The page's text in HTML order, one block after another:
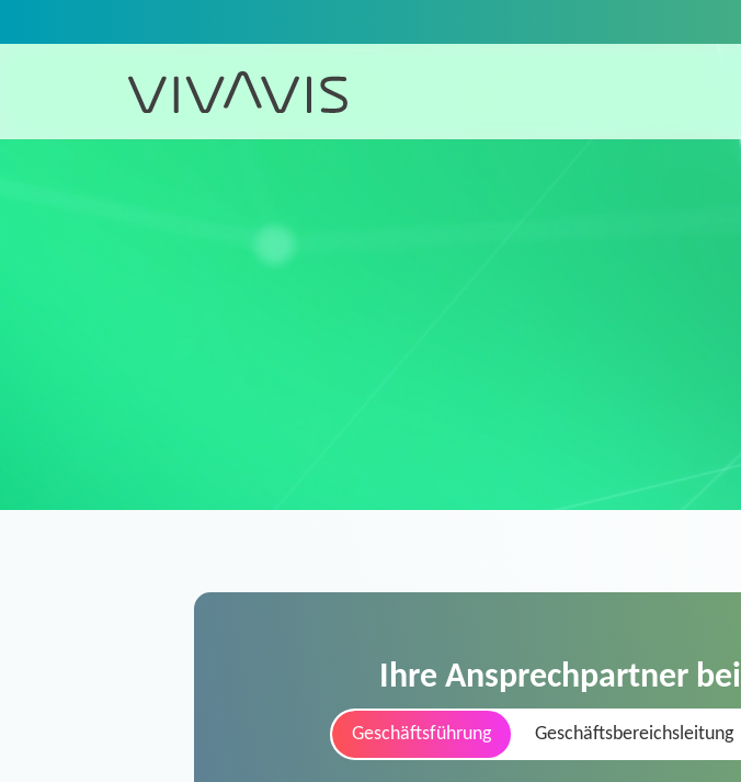
Ihre Ansprechpartner
Geschäftsführung Geschäftsbereichsleitung